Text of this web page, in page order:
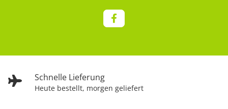
Schnelle Lieferung
Heute bestellt, morgen geliefert